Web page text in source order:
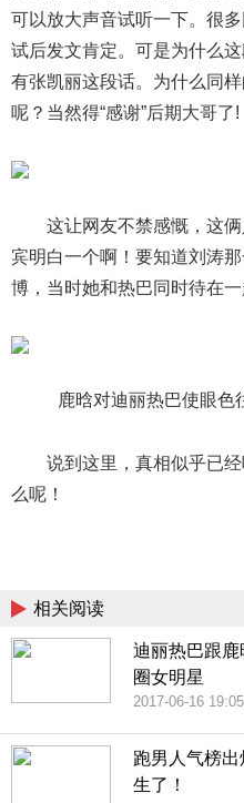
可以放大声音试听一下。很
试后发文肯定。可是为什么
有张凯丽这段话。为什么同
呢？当然得“感谢”后期大哥了!
这让网友不禁感慨，这
宾明白一个啊！要知道刘涛
博，当时她和热巴同时待在一
鹿晗对迪丽热巴使眼色
说到这里，真相似乎已
么呢！
相关阅读
迪丽热巴跟
圈女明星
2017-06-16
跑男人气榜
生了！